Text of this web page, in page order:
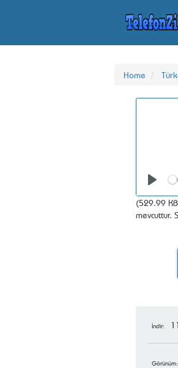
Home
(529.99
mevcuttur.
İndir:
Görünüm: